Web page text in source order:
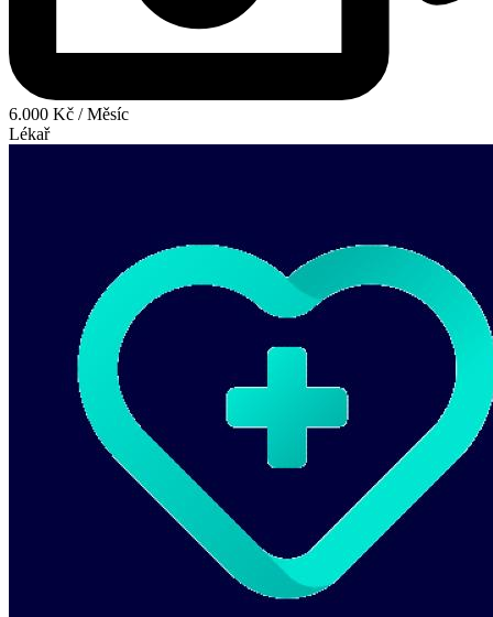
6.000 Kč / Měsíc
Lékař